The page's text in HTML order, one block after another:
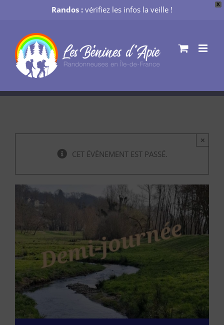
X
Randos : vérifiez les infos la veille !
contenu
CET ÉVÈNEMENT EST PASSÉ.
×